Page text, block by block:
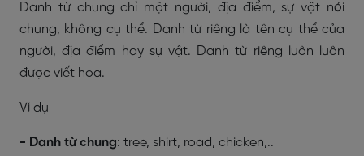
Danh từ chung chỉ một người, địa điểm, sự vật nói
chung, không cụ thể. Danh từ riêng là tên cụ thể của
người, địa điểm hay sự vật. Danh từ riêng luôn luôn
được viết hoa.
Ví dụ
- Danh từ chung: tree, shirt, road, chicken,..